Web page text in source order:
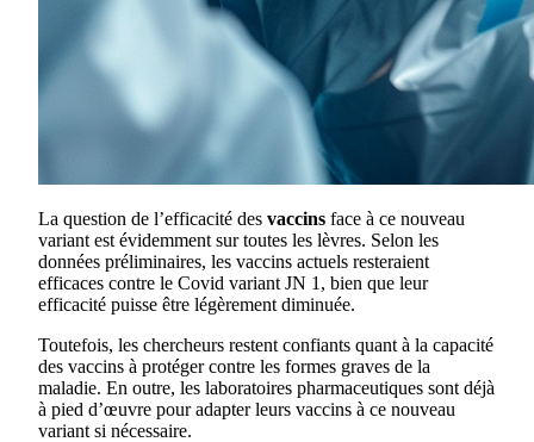
La question de l’efficacité des vaccins face à ce nouveau
variant est évidemment sur toutes les lèvres. Selon les
données préliminaires, les vaccins actuels resteraient
efficaces contre le Covid variant JN 1, bien que leur
efficacité puisse être légèrement diminuée.
Toutefois, les chercheurs restent confiants quant à la capacité
des vaccins à protéger contre les formes graves de la
maladie. En outre, les laboratoires pharmaceutiques sont déjà
à pied d’œuvre pour adapter leurs vaccins à ce nouveau
variant si nécessaire.